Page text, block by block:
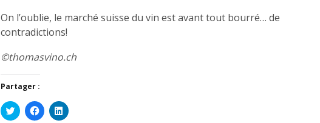
On l’oublie, le marché suisse du vin est avant tout bourré… de
contradictions!
©thomasvino.ch
Partager :
Cliquez
pour
Cliquez
pour
Cliquez
pour